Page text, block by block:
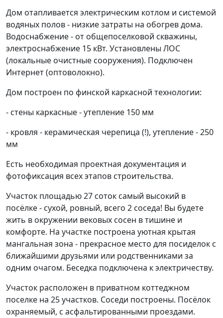
Дом отапливается электрическим котлом и системой
водяных полов - низкие затраты на обогрев дома.
Водоснабжение - от общепоселковой скважины,
электроснабжение 15 кВт. Установлены ЛОС
(локальные очистные сооружения). Подключен
Интернет (оптоволокно).
Дом построен по финской каркасной технологии:
- стены каркасные - утепление 150 мм
- кровля - керамическая черепица (!), утепление - 250
мм
Есть необходимая проектная документация и
фотофиксация всех этапов строительства.
Участок площадью 27 соток самый высокий в
посёлке - сухой, ровный, всего 2 соседа! Вы будете
жить в окружении вековых сосен в тишине и
комфорте. На участке построена уютная крытая
мангальная зона - прекрасное место для посиделок с
ближайшими друзьями или родственниками за
одним очагом. Беседка подключена к электричеству.
Участок расположен в приватном коттеджном
поселке на 25 участков. Соседи построены. Посёлок
охраняемый, с асфальтированными проездами.